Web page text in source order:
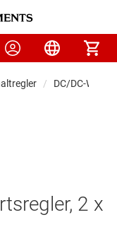
DC/DC-
2 x